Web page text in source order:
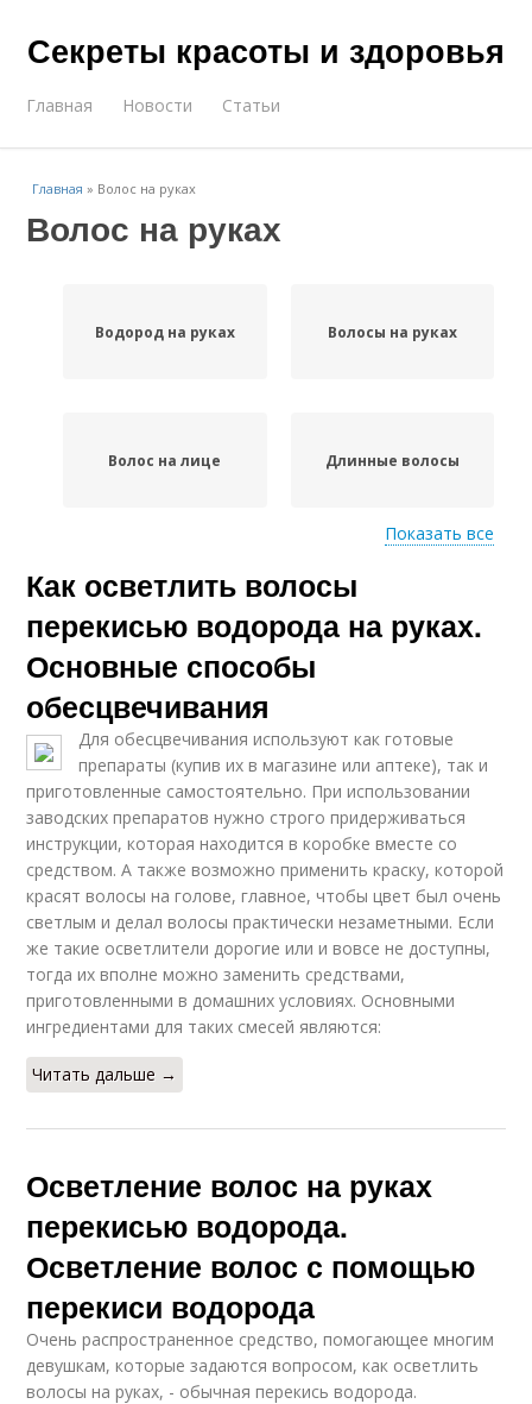
Секреты красоты и здоровья
Главная Новости Статьи
Главная » Волос на руках
Волос на руках
Водород на руках Волосы на руках
Волос на лице Длинные волосы
Волос с помощью
Нежелательные
Волос на теле
Показать все
Как осветлить волосы
перекисью водорода на руках.
Основные способы
обесцвечивания
Для обесцвечивания используют как готовые
препараты (купив их в магазине или аптеке), так и
приготовленные самостоятельно. При использовании
заводских препаратов нужно строго придерживаться
инструкции, которая находится в коробке вместе со
средством. А также возможно применить краску, которой
красят волосы на голове, главное, чтобы цвет был очень
светлым и делал волосы практически незаметными. Если
же такие осветлители дорогие или и вовсе не доступны,
тогда их вполне можно заменить средствами,
приготовленными в домашних условиях. Основными
ингредиентами для таких смесей являются:
Читать дальше →
Осветление волос на руках
перекисью водорода.
Осветление волос с помощью
перекиси водорода
Очень распространенное средство, помогающее многим
девушкам, которые задаются вопросом, как осветлить
волосы на руках, - обычная перекись водорода.